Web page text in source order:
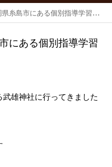
糸島市にある個別指導学習塾）
にある個別指導学習
雄神社に行ってきました